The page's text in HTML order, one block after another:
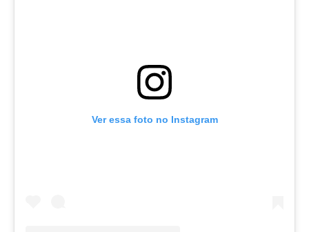
Ver essa foto no Instagram